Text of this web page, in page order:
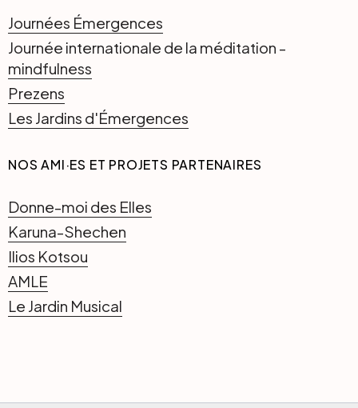
Journées Émergences
Journée internationale de la méditation -
mindfulness
Prezens
Les Jardins d'Émergences
NOS AMI·ES ET PROJETS PARTENAIRES
Donne-moi des Elles
Karuna-Shechen
Ilios Kotsou
AMLE
Le Jardin Musical